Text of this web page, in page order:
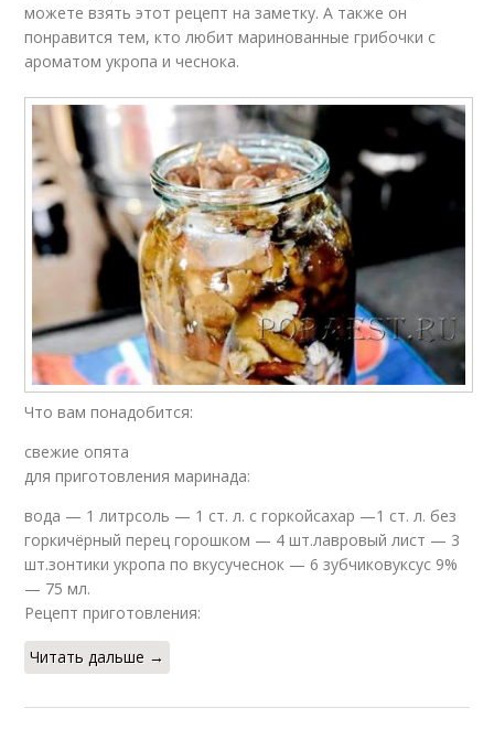
можете взять этот рецепт на заметку. А также он
понравится тем, кто любит маринованные грибочки с
ароматом укропа и чеснока.
Что вам понадобится:
свежие опята
для приготовления маринада:
вода — 1 литрсоль — 1 ст. л. с горкойсахар —1 ст. л. без
горкичёрный перец горошком — 4 шт.лавровый лист — 3
шт.зонтики укропа по вкусучеснок — 6 зубчиковуксус 9%
— 75 мл.
Рецепт приготовления:
Читать дальше →